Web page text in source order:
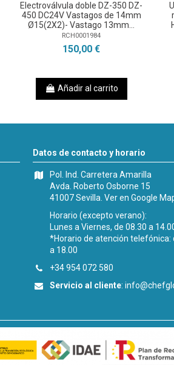
Electroválvula doble DZ-350 DZ-
450 DC24V Vastagos de 14mm
Ø15(2X2)- Vastago 13mm...
RCH0001984
150,00 €
Añadir al carrito
Datos de contacto y horario
Pol. Ind. Carretera Amarilla
Avda. Roberto Osborne 15
41007 Sevilla.Ver en Google
Horario (excepto verano):
Lunes a Viernes, de 08.30 a
*Horario de atención telefónica:
a 18.00
+34 954 072 580
Servicio al cliente: